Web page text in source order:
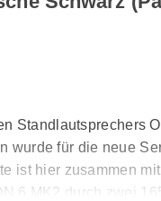
Standlautsprechers
wurde für die neue
ist hier zusammen
6 MK2 durch zwei